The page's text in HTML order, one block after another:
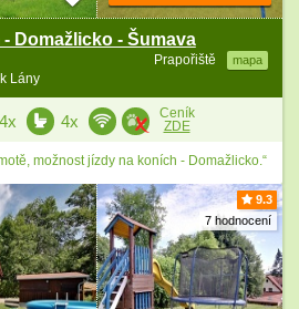
Domažlicko - Šumava
Prapořiště mapa
Lány
4x 4x
Ceník
ZDE
možnost jízdy na koních - Domažlicko.“
9.3
7 hodnocení